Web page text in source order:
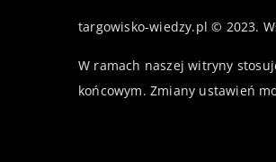
targowisko-wiedzy.pl © 2023.
W ramach naszej witryny
końcowym. Zmiany ustawień